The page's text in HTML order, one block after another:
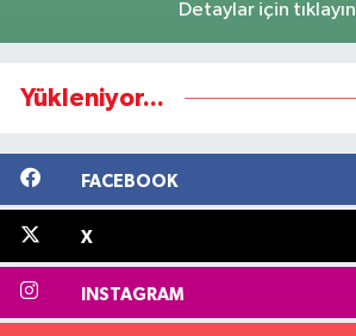
Detaylar için tıklayın
Yükleniyor...
FACEBOOK
X
INSTAGRAM